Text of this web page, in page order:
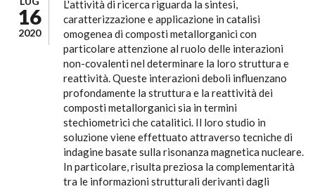
16
2020
L'attività di ricerca riguarda la sintesi,
caratterizzazione e applicazione in catalisi
omogenea di composti metallorganici con
particolare attenzione al ruolo delle interazioni
non-covalenti nel determinare la loro struttura e
reattività. Queste interazioni deboli influenzano
profondamente la struttura e la reattività dei
composti metallorganici sia in termini
stechiometrici che catalitici. Il loro studio in
soluzione viene effettuato attraverso tecniche di
indagine basate sulla risonanza magnetica nucleare.
In particolare, risulta preziosa la complementarità
tra le informazioni strutturali derivanti dagli